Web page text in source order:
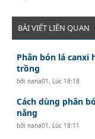
BÀI VIẾT LIÊN QUAN
Phân bón lá canxi
trồng
bởinana01 , Lúc 18:18
Cách dùng phân
năng
bởinana01 , Lúc 18:11